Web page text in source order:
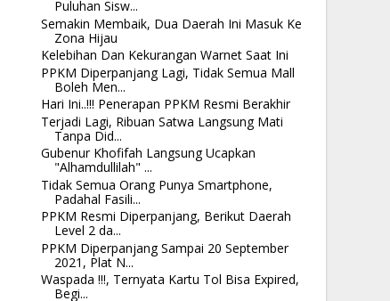
Puluhan Sisw...
Semakin Membaik, Dua Daerah Ini Masuk Ke
Zona Hijau
Kelebihan Dan Kekurangan Warnet Saat Ini
PPKM Diperpanjang Lagi, Tidak Semua Mall
Boleh Men...
Hari Ini..!!! Penerapan PPKM Resmi Berakhir
Terjadi Lagi, Ribuan Satwa Langsung Mati
Tanpa Did...
Gubenur Khofifah Langsung Ucapkan
"Alhamdullilah" ...
Tidak Semua Orang Punya Smartphone,
Padahal Fasili...
PPKM Resmi Diperpanjang, Berikut Daerah
Level 2 da...
PPKM Diperpanjang Sampai 20 September
2021, Plat N...
Waspada !!!, Ternyata Kartu Tol Bisa Expired,
Begi...